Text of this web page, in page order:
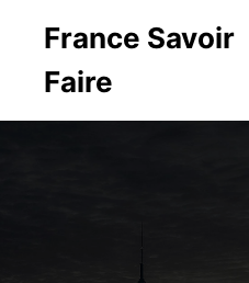
France Savoir
Faire